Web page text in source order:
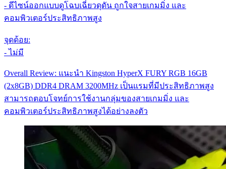
- ดีไซน์ออกแบบดูโฉบเฉี่ยวดุดัน ถูกใจสายเกมมิ่ง และ
คอมพิวเตอร์ประสิทธิภาพสูง
จุดด้อย:
- ไม่มี
Overall Review: แนะนำ Kingston HyperX FURY RGB 16GB
(2x8GB) DDR4 DRAM 3200MHz เป็นแรมที่มีประสิทธิภาพสูง
สามารถตอบโจทย์การใช้งานกลุ่มของสายเกมมิ่ง และ
คอมพิวเตอร์ประสิทธิภาพสูงได้อย่างลงตัว